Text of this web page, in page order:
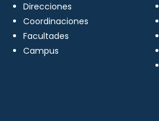
Direcciones
Coordinaciones
Facultades
Campus